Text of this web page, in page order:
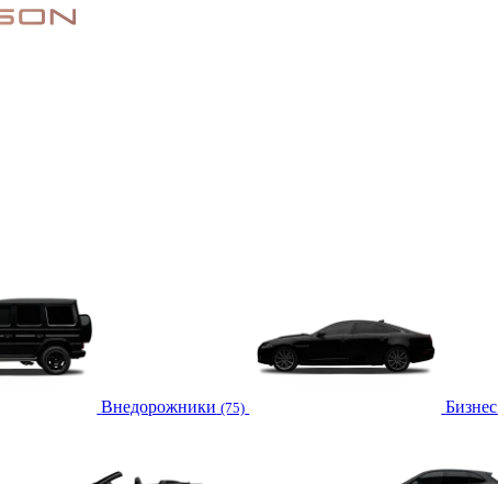
Внедорожники (75) Бизнес